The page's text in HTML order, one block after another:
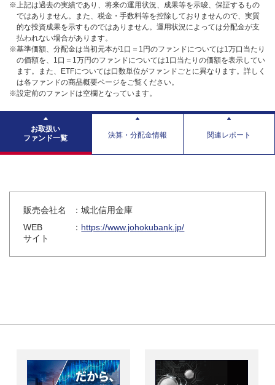
※上記は過去の実績であり、将来の運用状況、成果等を示唆、保証するもの
ではありません。また、税金・手数料等を控除しておりませんので、実質
的な投資成果を示すものではありません。運用状況によっては分配金が支
払われない場合があります。
※基準価額、分配金は当初元本が1口＝1円のファンドについては1万口当たり
の価額を、1口＝1万円のファンドについては1口当たりの価額を表示してい
ます。また、ETFについては口数単位がファンドごとに異なります。詳しく
は各ファンドの商品概要ページをご覧ください。
※設定前のファンドは空欄となっています。
お取扱い
ファンド一覧
決算・分配金情報 関連レポート
販売会社名
：城北信用金庫
WEB
サイト
： https://www.johokubank.jp/